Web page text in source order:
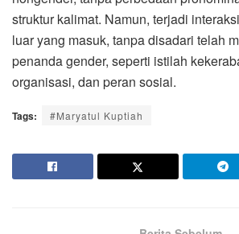
struktur kalimat. Namun, terjadi
luar yang masuk, tanpa disadari telah
penanda gender, seperti istilah
organisasi, dan peran sosial.
Tags: #Maryatul Kuptiah